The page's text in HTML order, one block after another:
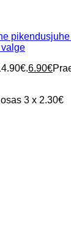
6.90€
3 x 2.30€